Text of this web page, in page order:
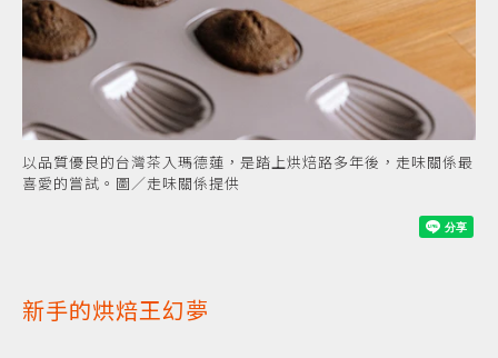
以品質優良的台灣茶入瑪德蓮，是踏上烘焙路多年後，走味關係最
喜愛的嘗試。圖／走味關係提供
新手的烘焙王幻夢